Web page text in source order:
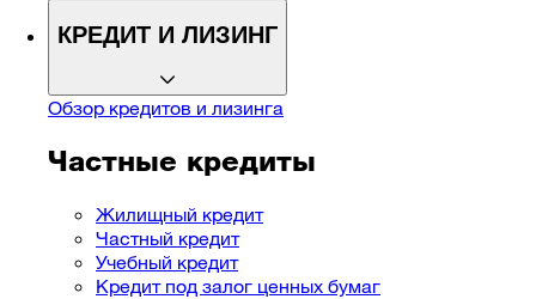
КРЕДИТ И ЛИЗИНГ
Обзор кредитов и ​​лизинга
Частные кредиты
Жилищный кредит
Частный кредит
Учебный кредит
Кредит под залог ценных бумаг